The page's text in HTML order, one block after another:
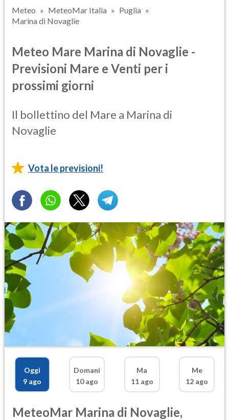
Meteo MeteoMar Italia
Puglia
Marina di Novaglie
Meteo Mare Marina di Novaglie -
Previsioni Mare e Venti per i
prossimi giorni
Il bollettino del Mare a Marina di
Novaglie
Vota le previsioni!
Oggi
9 ago
Domani
10 ago
Ma
11 ago
Me
12 ago
MeteoMar Marina di Novaglie,